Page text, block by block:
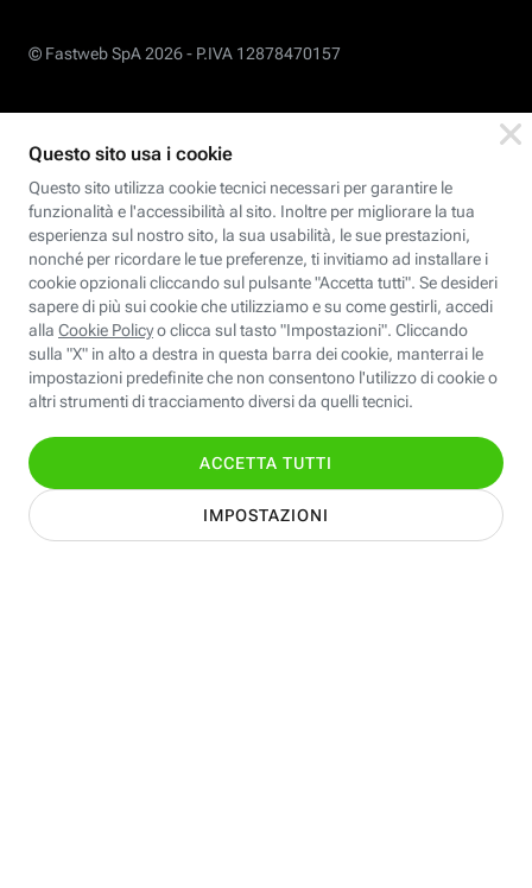
© Fastweb SpA 2026 - P.IVA 12878470157